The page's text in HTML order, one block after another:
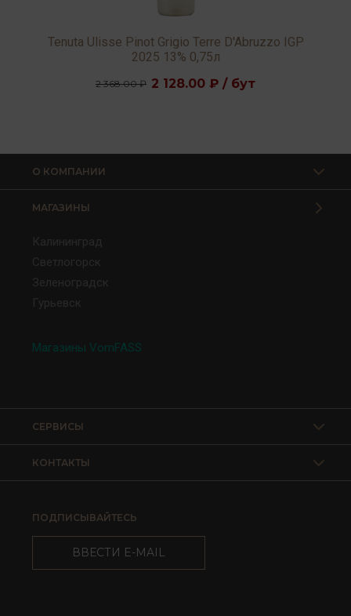
Tenuta Ulisse Pinot Grigio Terre D'Abruzzo IGP
2025 13% 0,75л
2 368.00 ₽ 2 128.00 ₽ / бут
О КОМПАНИИ
МАГАЗИНЫ
Калининград
Светлогорск
Зеленоградск
Гурьевск
Магазины VomFASS
КОНТАКТЫ
СЕРВИСЫ
ПОДПИСЫВАЙТЕСЬ
ВВЕСТИ E-MAIL